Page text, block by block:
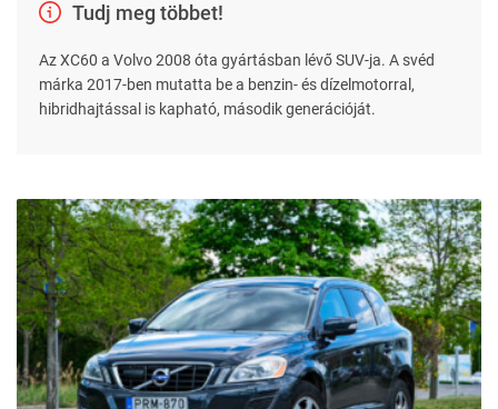
Tudj meg többet!
Az XC60 a Volvo 2008 óta gyártásban lévő SUV-ja. A svéd
márka 2017-ben mutatta be a benzin- és dízelmotorral,
hibridhajtással is kapható, második generációját.